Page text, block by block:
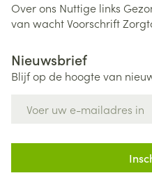
Over ons Nuttige links
van wachtVoorschrift
Nieuwsbrief
Blijf op de hoogte van